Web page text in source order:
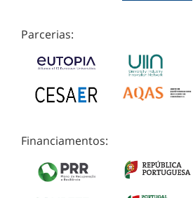
Parcerias:
Financiamentos: